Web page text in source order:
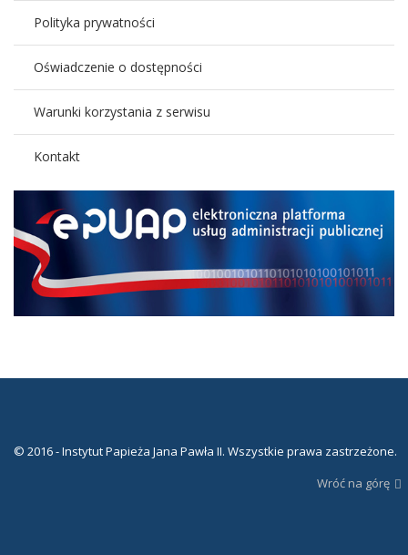
Polityka prywatności
Oświadczenie o dostępności
Warunki korzystania z serwisu
Kontakt
© 2016 - Instytut Papieża Jana Pawła II. Wszystkie prawa zastrzeżone.
Wróć na górę